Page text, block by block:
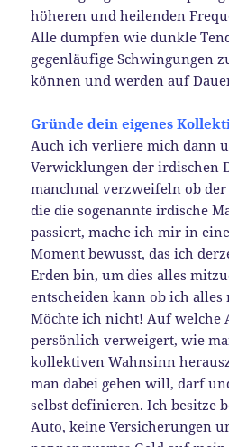
höheren und heilenden
Alle dumpfen wie dunkle
gegenläufige Schwingungen
können und werden auf
Gründe dein eigenes
Auch ich verliere mich dann
Verwicklungen der irdischen
manchmal verzweifeln ob
die die sogenannte irdische
passiert, mache ich mir in
Moment bewusst, das ich
Erden bin, um dies alles
entscheiden kann ob ich alles
Möchte ich nicht! Auf welche
persönlich verweigert, wie
kollektiven Wahnsinn
man dabei gehen will, darf
selbst definieren. Ich besitze
Auto, keine Versicherungen